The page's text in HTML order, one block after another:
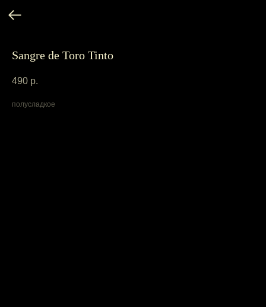
Sangre de Toro Tinto
490 р.
полусладкое